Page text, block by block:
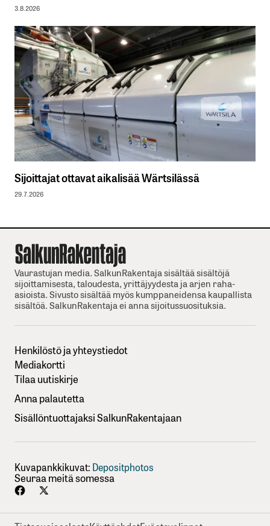
3.8.2026
Sijoittajat ottavat aikalisää Wärtsilässä
29.7.2026
Vaurastujan media. SalkunRakentaja sisältää sisältöjä
sijoittamisesta, taloudesta, yrittäjyydesta ja arjen raha-
asioista. Sivusto sisältää myös kumppaneidensa kaupallista
sisältöä. SalkunRakentaja ei anna sijoitussuosituksia.
Henkilöstö ja yhteystiedot
Mediakortti
Tilaa uutiskirje
Anna palautetta
Sisällöntuottajaksi SalkunRakentajaan
Kuvapankkikuvat: Depositphotos
Seuraa meitä somessa